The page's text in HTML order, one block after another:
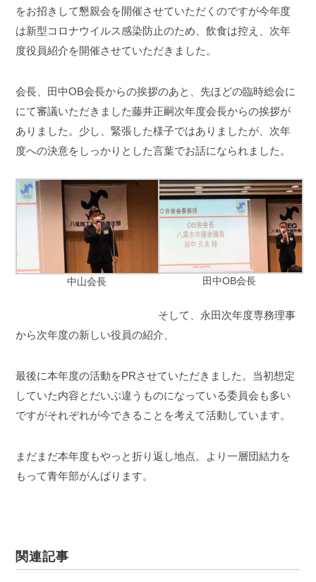
をお招きして懇親会を開催させていただくのですが今年度
は新型コロナウイルス感染防止のため、飲食は控え、次年
度役員紹介を開催させていただきました。
会長、田中OB会長からの挨拶のあと、先ほどの臨時総会に
にて審議いただきました藤井正嗣次年度会長からの挨拶が
ありました。少し、緊張した様子ではありましたが、次年
度への決意をしっかりとした言葉でお話になられました。
中山会長 田中OB会長
そして、永田次年度専務理事
から次年度の新しい役員の紹介、
最後に本年度の活動をPRさせていただきました。当初想定
していた内容とだいぶ違うものになっている委員会も多い
ですがそれぞれが今できることを考えて活動しています。
まだまだ本年度もやっと折り返し地点。より一層団結力を
もって青年部がんばります。
関連記事